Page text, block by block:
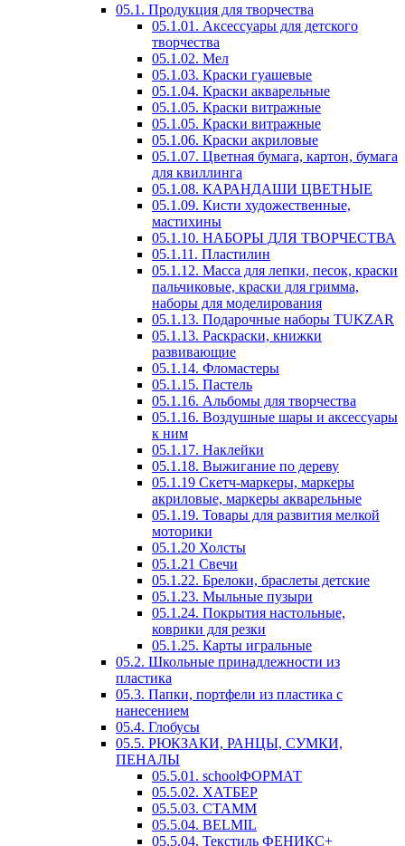
05.1. Продукция для творчества
05.1.01. Аксессуары для детского
творчества
05.1.02. Мел
05.1.03. Краски гуашевые
05.1.04. Краски акварельные
05.1.05. Краски витражные
05.1.05. Краски витражные
05.1.06. Краски акриловые
05.1.07. Цветная бумага, картон, бумага
для квиллинга
05.1.08. КАРАНДАШИ ЦВЕТНЫЕ
05.1.09. Кисти художественные,
мастихины
05.1.10. НАБОРЫ ДЛЯ ТВОРЧЕСТВА
05.1.11. Пластилин
05.1.12. Масса для лепки, песок, краски
пальчиковые, краски для гримма,
наборы для моделирования
05.1.13. Подарочные наборы TUKZAR
05.1.13. Раскраски, книжки
развивающие
05.1.14. Фломастеры
05.1.15. Пастель
05.1.16. Альбомы для творчества
05.1.16. Воздушные шары и аксессуары
к ним
05.1.17. Наклейки
05.1.18. Выжигание по дереву
05.1.19 Скетч-маркеры, маркеры
акриловые, маркеры акварельные
05.1.19. Товары для развития мелкой
моторики
05.1.20 Холсты
05.1.21 Свечи
05.1.22. Брелоки, браслеты детские
05.1.23. Мыльные пузыри
05.1.24. Покрытия настольные,
коврики для резки
05.1.25. Карты игральные
05.2. Школьные принадлежности из
пластика
05.3. Папки, портфели из пластика с
нанесением
05.4. Глобусы
05.5. РЮКЗАКИ, РАНЦЫ, СУМКИ,
ПЕНАЛЫ
05.5.01. schoolФОРМАТ
05.5.02. ХАТБЕР
05.5.03. СТАММ
05.5.04. BELMIL
05.5.04. Текстиль ФЕНИКС+